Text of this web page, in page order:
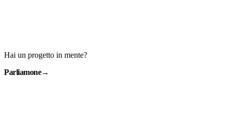
Hai un progetto in mente?
Parliamone→